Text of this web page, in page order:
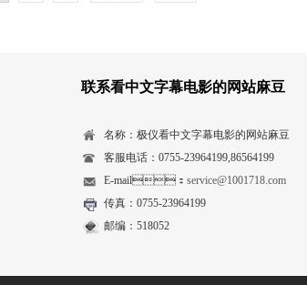
联系看中文字幕电影的网站麻豆
名称：极仪看中文字幕电影的网站麻豆
客服电话：0755-23964199,86564199
E-mail： service@1001718.com
传真：0755-23964199
邮编：518052